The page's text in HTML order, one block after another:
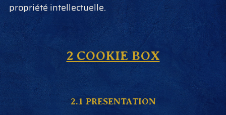
propriété intellectuelle.
2 COOKIE BOX
2.1 PRESENTATION